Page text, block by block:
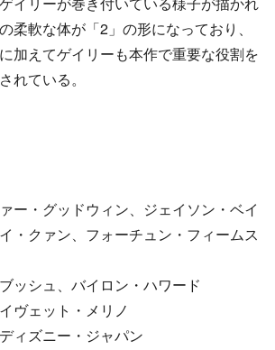
柔軟な体が「2」の形になっており、
加えてゲイリーも本作で重要な役割を
れている。
ー・グッドウィン、ジェイソン・ベイ
・クァン、フォーチュン・フィームス
ッシュ、バイロン・ハワード
ヴェット・メリノ
ィズニー・ジャパン